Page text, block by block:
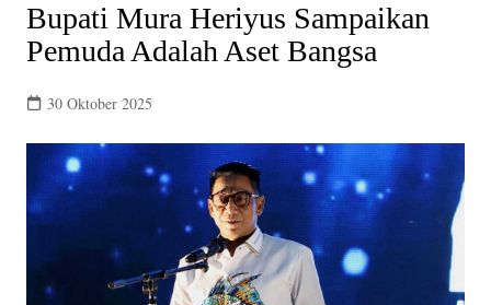
Bupati Mura Heriyus Sampaikan
Pemuda Adalah Aset Bangsa
30 Oktober 2025